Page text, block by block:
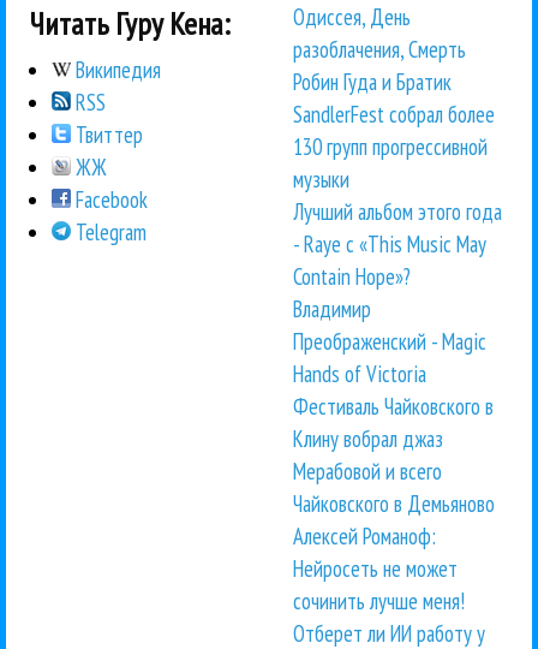
Читать Гуру Кена:
Википедия
RSS
Твиттер
ЖЖ
Facebook
Telegram
Одиссея, День
разоблачения, Смерть
Робин Гуда и Братик
SandlerFest собрал более
130 групп прогрессивной
музыки
Лучший альбом этого года
- Raye с «This Music May
Contain Hope»?
Владимир
Преображенский - Magic
Hands of Victoria
Фестиваль Чайковского в
Клину вобрал джаз
Мерабовой и всего
Чайковского в Демьяново
Алексей Романоф:
Нейросеть не может
сочинить лучше меня!
Отберет ли ИИ работу у